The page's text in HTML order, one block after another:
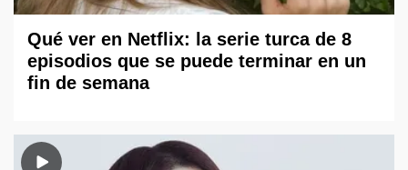
Qué ver en Netflix: la serie turca de 8
episodios que se puede terminar en un
fin de semana